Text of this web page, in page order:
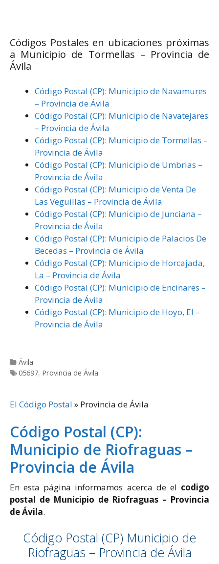
Códigos Postales en ubicaciones próximas
a Municipio de Tormellas – Provincia de
Ávila
Código Postal (CP): Municipio de Navamures
– Provincia de Ávila
Código Postal (CP): Municipio de Navatejares
– Provincia de Ávila
Código Postal (CP): Municipio de Tormellas –
Provincia de Ávila
Código Postal (CP): Municipio de Umbrias –
Provincia de Ávila
Código Postal (CP): Municipio de Venta De
Las Veguillas – Provincia de Ávila
Código Postal (CP): Municipio de Junciana –
Provincia de Ávila
Código Postal (CP): Municipio de Palacios De
Becedas – Provincia de Ávila
Código Postal (CP): Municipio de Horcajada,
La – Provincia de Ávila
Código Postal (CP): Municipio de Encinares –
Provincia de Ávila
Código Postal (CP): Municipio de Hoyo, El –
Provincia de Ávila
Categorías
Ávila
Etiquetas
05697, Provincia de Ávila
El Código Postal » Provincia de Ávila
Código Postal (CP):
Municipio de Riofraguas –
Provincia de Ávila
En esta página informamos acerca de el codigo
postal de Municipio de Riofraguas – Provincia
de Ávila.
Código Postal (CP) Municipio de
Riofraguas – Provincia de Ávila